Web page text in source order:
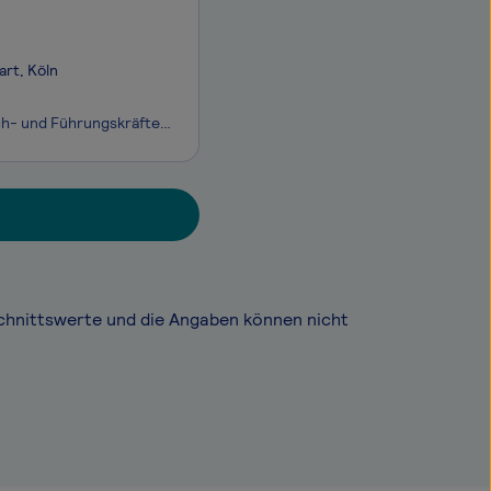
Köln
Prime Talents ist eine spezialisierte Personalberatung die die Vermittlung von Fach- und Führungskräften im kaufmännischen Bereich anbietet. Unser Fokus liegt hierbei auf den Bereichen Legal und Finance. Wir arbeiten hierbei ausschließlich im Rahmen der direkten Personalvermittlung für Unternehmen a
und die Angaben können nicht